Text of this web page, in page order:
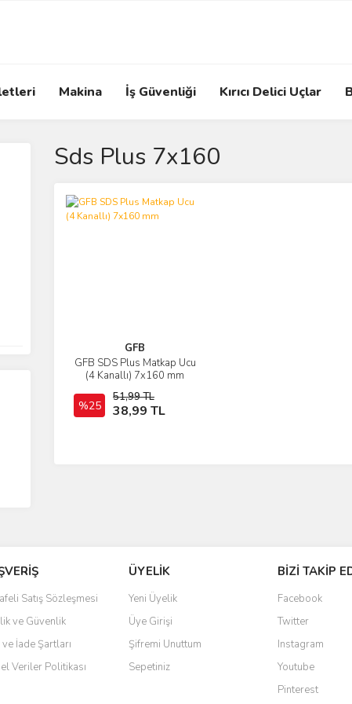
Makina İş Güvenliği Kırıcı Delici Uçlar
Sds Plus 7x160
GFB
GFB SDS Plus Matkap Ucu
(4 Kanallı) 7x160 mm
%25
51,99 TL
38,99 TL
İncele
Sepete Ekle
Satış Sözleşmesi
ve Güvenlik
İade Şartları
Veriler Politikası
ÜYELİK
Yeni Üyelik
Üye Girişi
Şifremi Unuttum
Sepetiniz
BİZİ TAKİP
Facebook
Twitter
Instagram
Youtube
Pinterest